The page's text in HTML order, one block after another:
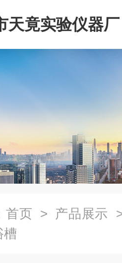
天竟实验仪器厂
首页 > 产品展示
槽